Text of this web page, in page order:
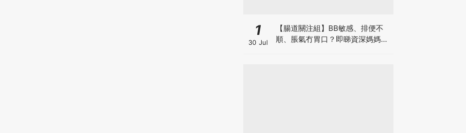
1
30 Jul
【腸道關注組】BB敏感、排便不
順、脹氣冇胃口？即睇資深媽媽分